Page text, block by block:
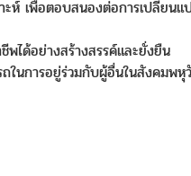
เพื่อตอบสนองต่อการเปลี่ยนแ
ได้อย่างสร้างสรรค์และยั่งยืน
ในการอยู่ร่วมกับผู้อื่นในสังคมพ